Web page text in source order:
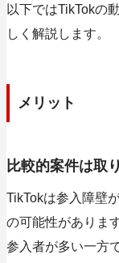
以下ではTikTokの
しく解説します。
メリット
比較的案件は取
TikTokは参入障壁
の可能性があります
参入者が多い一方